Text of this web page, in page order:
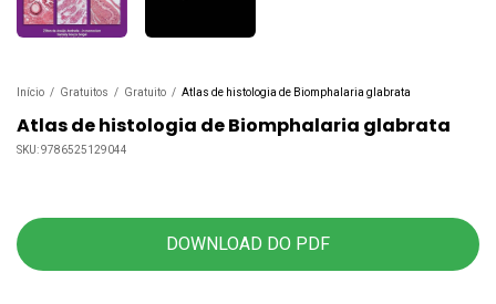
Início / Gratuitos / Gratuito / Atlas de histologia de Biomphalaria glabrata
Atlas de histologia de Biomphalaria glabrata
SKU:9786525129044
DOWNLOAD DO PDF